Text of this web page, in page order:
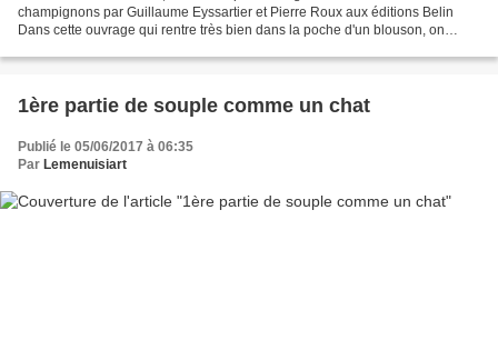
champignons par Guillaume Eyssartier et Pierre Roux aux éditions Belin
Dans cette ouvrage qui rentre très bien dans la poche d'un blouson, on
1ère partie de souple comme un chat
Publié le 05/06/2017 à 06:35
Par Lemenuisiart